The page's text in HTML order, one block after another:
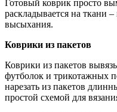
Готовый коврик просто
раскладывается на ткани
высыхания.
Коврики из пакетов
Коврики из пакетов
футболок и трикотажных
нарезать из пакетов
простой схемой для